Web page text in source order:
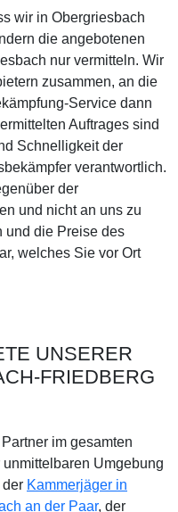
wir in Obergriesbach
die angebotenen
nur vermitteln. Wir
zusammen, an die
Service dann
Auftrages sind
Schnelligkeit der
verantwortlich.
der
und nicht an uns zu
und die Preise des
welches Sie vor Ort
UNSERER
FRIEDBERG
im gesamten
Umgebung
Kammerjäger in
an der Paar, der